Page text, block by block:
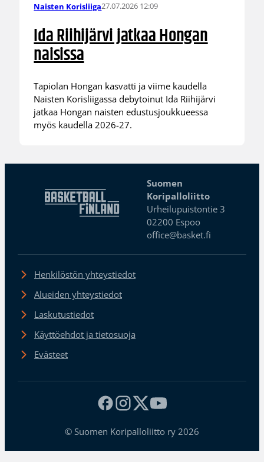
Naisten Korisliiga27.07.2026 12:09
Ida Riihijärvi jatkaa Hongan
naisissa
Tapiolan Hongan kasvatti ja viime kaudella
Naisten Korisliigassa debytoinut Ida Riihijärvi
jatkaa Hongan naisten edustusjoukkueessa
myös kaudella 2026-27.
Suomen
Koripalloliitto
Urheilupuistontie 3
02200 Espoo
office@basket.fi
Henkilöstön yhteystiedot
Alueiden yhteystiedot
Laskutustiedot
Käyttöehdot ja tietosuoja
Evästeet
© Suomen Koripalloliitto ry 2026